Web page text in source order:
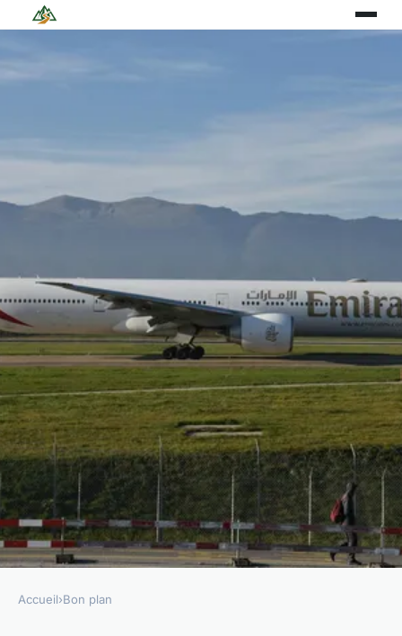
BON PLAN
Accueil›Bon plan